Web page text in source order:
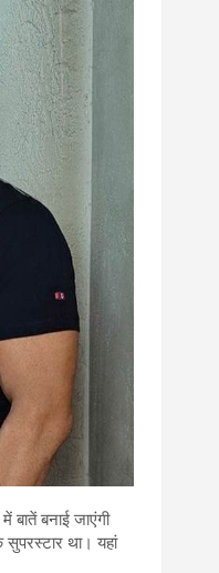
बातें बनाई जाएंगी
था। यहां